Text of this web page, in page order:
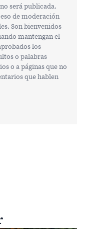
será publicada.
de moderación
Son bienvenidos
mantengan el
los
o palabras
o a páginas que no
que hablen